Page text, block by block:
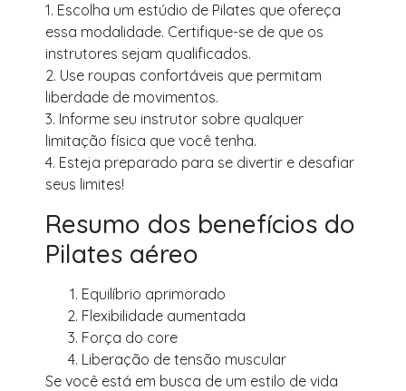
1. Escolha um estúdio de Pilates que ofereça
essa modalidade. Certifique-se de que os
instrutores sejam qualificados.
2. Use roupas confortáveis que permitam
liberdade de movimentos.
3. Informe seu instrutor sobre qualquer
limitação física que você tenha.
4. Esteja preparado para se divertir e desafiar
seus limites!
Resumo dos benefícios do
Pilates aéreo
Equilíbrio aprimorado
Flexibilidade aumentada
Força do core
Liberação de tensão muscular
Se você está em busca de um estilo de vida